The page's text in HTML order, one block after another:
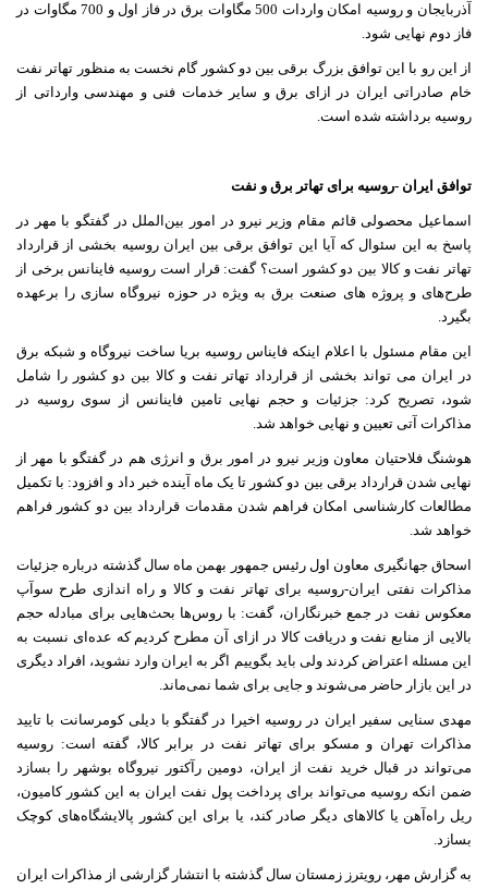
آذربایجان و روسیه امکان واردات 500 مگاوات برق در فاز اول و 700 مگاوات در
فاز دوم نهایی شود.
از این رو با این توافق بزرگ برقی بین دو کشور گام نخست به منظور تهاتر نفت
خام صادراتی ایران در ازای برق و سایر خدمات فنی و مهندسی وارداتی از
روسیه برداشته شده است.
توافق ایران -روسیه برای تهاتر برق و نفت
اسماعیل محصولی قائم مقام وزیر نیرو در امور بین‌الملل در گفتگو با مهر در
پاسخ به این سئوال که آیا این توافق برقی بین ایران روسیه بخشی از قرارداد
تهاتر نفت و کالا بین دو کشور است؟ گفت: قرار است روسیه فاینانس برخی از
طرح‌های و پروژه های صنعت برق به ویژه در حوزه نیروگاه سازی را برعهده
بگیرد.
این مقام مسئول با اعلام اینکه فایناس روسیه بریا ساخت نیروگاه و شبکه برق
در ایران می تواند بخشی از قرارداد تهاتر نفت و کالا بین دو کشور را شامل
شود، تصریح کرد: جزئیات و حجم نهایی تامین فاینانس از سوی روسیه در
مذاکرات آتی تعیین و نهایی خواهد شد.
هوشنگ فلاحتیان معاون وزیر نیرو در امور برق و انرژی هم در گفتگو با مهر از
نهایی شدن قرارداد برقی بین دو کشور تا یک ماه آینده خبر داد و افزود: با تکمیل
مطالعات کارشناسی امکان فراهم شدن مقدمات قرارداد بین دو کشور فراهم
خواهد شد.
اسحاق جهانگیری معاون اول رئیس جمهور بهمن ماه سال گذشته درباره جزئیات
مذاکرات نفتی ایران-روسیه برای تهاتر نفت و کالا و راه اندازی طرح سوآپ
معکوس نفت در جمع خبرنگاران، گفت: با روس‌ها بحث‌هایی برای مبادله حجم
بالایی از منابع نفت و دریافت کالا در ازای آن مطرح کردیم که عده‌ای نسبت به
این مسئله اعتراض کردند ولی باید بگوییم اگر به ایران وارد نشوید، افراد دیگری
در این بازار حاضر می‌شوند و جایی برای شما نمی‌ماند.
مهدی سنایی سفیر ایران در روسیه اخیرا در گفتگو با دیلی کومرسانت با تایید
مذاکرات تهران و مسکو برای تهاتر نفت در برابر کالا، گفته است: روسیه
می‌تواند در قبال خرید نفت از ایران، دومین رآکتور نیروگاه بوشهر را بسازد
ضمن انکه روسیه می‌تواند برای پرداخت پول نفت ایران به این کشور کامیون،
ریل راه‌آهن یا کالاهای دیگر صادر کند، یا برای این کشور پالایشگاه‌های کوچک
بسازد.
به گزارش مهر، رویترز زمستان سال گذشته با انتشار گزارشی از مذاکرات ایران